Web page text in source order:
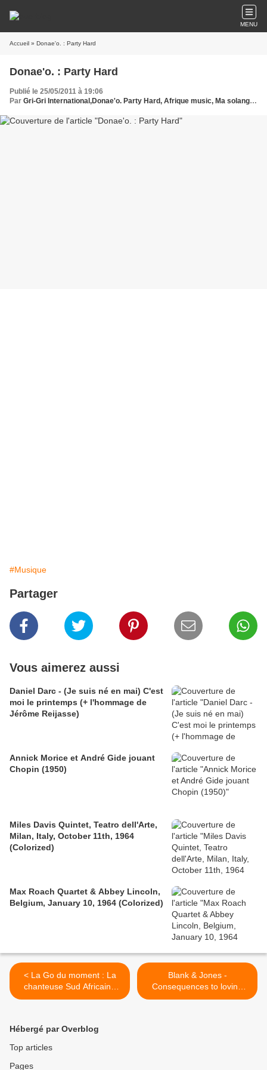
MENU
Accueil » Donae'o. : Party Hard
Donae'o. : Party Hard
Publié le 25/05/2011 à 19:06
Par Gri-Gri International,Donae'o. Party Hard, Afrique music, Ma solange Oussou, Protche
#Musique
Partager
Vous aimerez aussi
Daniel Darc - (Je suis né en mai) C'est
moi le printemps (+ l'hommage de
Jérôme Reijasse)
Annick Morice et André Gide jouant
Chopin (1950)
Miles Davis Quintet, Teatro dell'Arte,
Milan, Italy, October 11th, 1964
(Colorized)
Max Roach Quartet & Abbey Lincoln,
Belgium, January 10, 1964 (Colorized)
< La Go du moment : La
chanteuse Sud Africaine
Simphiwe Dana
Blank & Jones -
Consequences to loving
you... >
Hébergé par Overblog
Top articles
Pages